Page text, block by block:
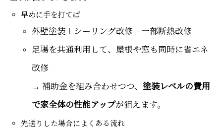
早めに手を打てば
外壁塗装＋シーリング改修＋一部断熱改修
足場を共通利用して、屋根や窓も同時に省エネ
改修
→ 補助金を組み合わせつつ、塗装レベルの費用
で家全体の性能アップが狙えます。
先送りした場合によくある流れ